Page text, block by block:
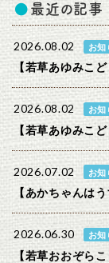
最近の記事
2026.08.02 お知
【若草あゆみこど
2026.08.02 お知
【若草あゆみこ
2026.07.02 お知
【あかちゃんは
2026.06.30 お知
【若草おおぞら